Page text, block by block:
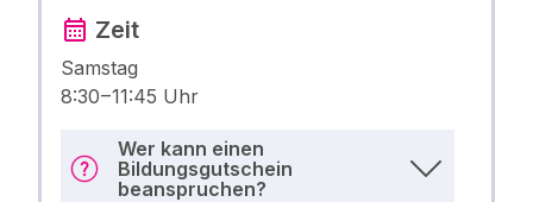
Zeit
Samstag
8:30 – 11:45 Uhr
Wer kann einen
Bildungsgutschein
beanspruchen?